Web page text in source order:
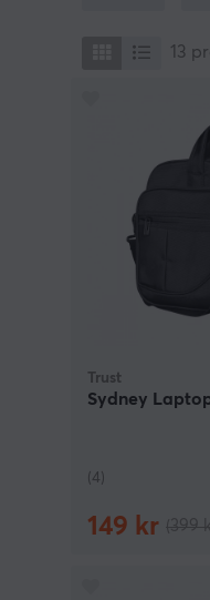
datavesker i
og det at hver
13
Trust
Sydney
(4)
149 kr